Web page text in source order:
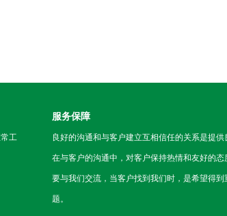
工
服务保障
良好的沟通和与客户建立互相信任的关系是提供
在与客户的沟通中，对客户保持热情和友好的
要与我们交流，当客户找到我们时，是希望得
题。